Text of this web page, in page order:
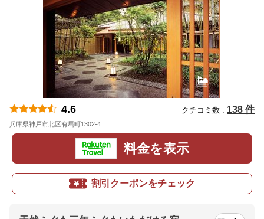
4.6 クチコミ数 : 138 件
兵庫県神戸市北区有馬町1302-4
料金を表示
割引クーポンをチェック